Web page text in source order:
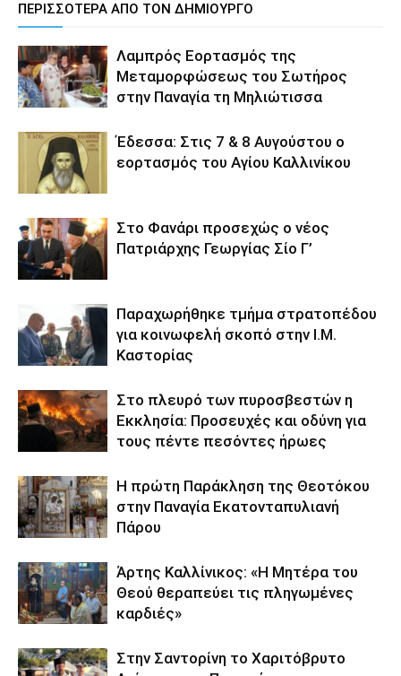
ΠΕΡΙΣΣΟΤΕΡΑ ΑΠΟ ΤΟΝ ΔΗΜΙΟΥΡΓΟ
Λαμπρός Εορτασμός της
Μεταμορφώσεως του Σωτήρος
στην Παναγία τη Μηλιώτισσα
Έδεσσα: Στις 7 & 8 Αυγούστου ο
εορτασμός του Αγίου Καλλινίκου
Στο Φανάρι προσεχώς ο νέος
Πατριάρχης Γεωργίας Σίο Γ’
Παραχωρήθηκε τμήμα στρατοπέδου
για κοινωφελή σκοπό στην Ι.Μ.
Καστορίας
Στο πλευρό των πυροσβεστών η
Εκκλησία: Προσευχές και οδύνη για
τους πέντε πεσόντες ήρωες
Η πρώτη Παράκληση της Θεοτόκου
στην Παναγία Εκατονταπυλιανή
Πάρου
Άρτης Καλλίνικος: «Η Μητέρα του
Θεού θεραπεύει τις πληγωμένες
καρδιές»
Στην Σαντορίνη το Χαριτόβρυτο